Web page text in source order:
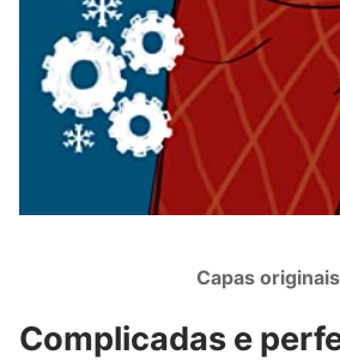
Capas originais
Complicadas e